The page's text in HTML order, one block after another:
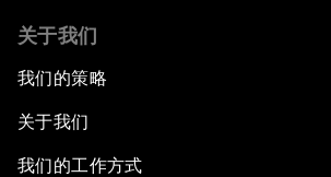
关于我们
我们的策略
关于我们
我们的工作方式